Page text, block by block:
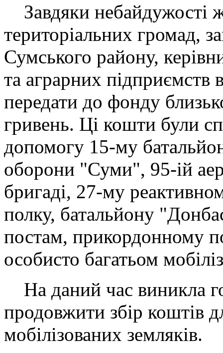
Завдяки небайдужості
територіальних громад,
Сумського району,
та аграрних підприємств
передати до фонду
гривень. Ці кошти були
допомогу 15-му
оборони "Суми", 95-ій
бригаді, 27-му
полку, батальйону
постам, прикордонному
особисто багатьом
На даний час виникла
продовжити збір коштів
мобілізованих земляків.